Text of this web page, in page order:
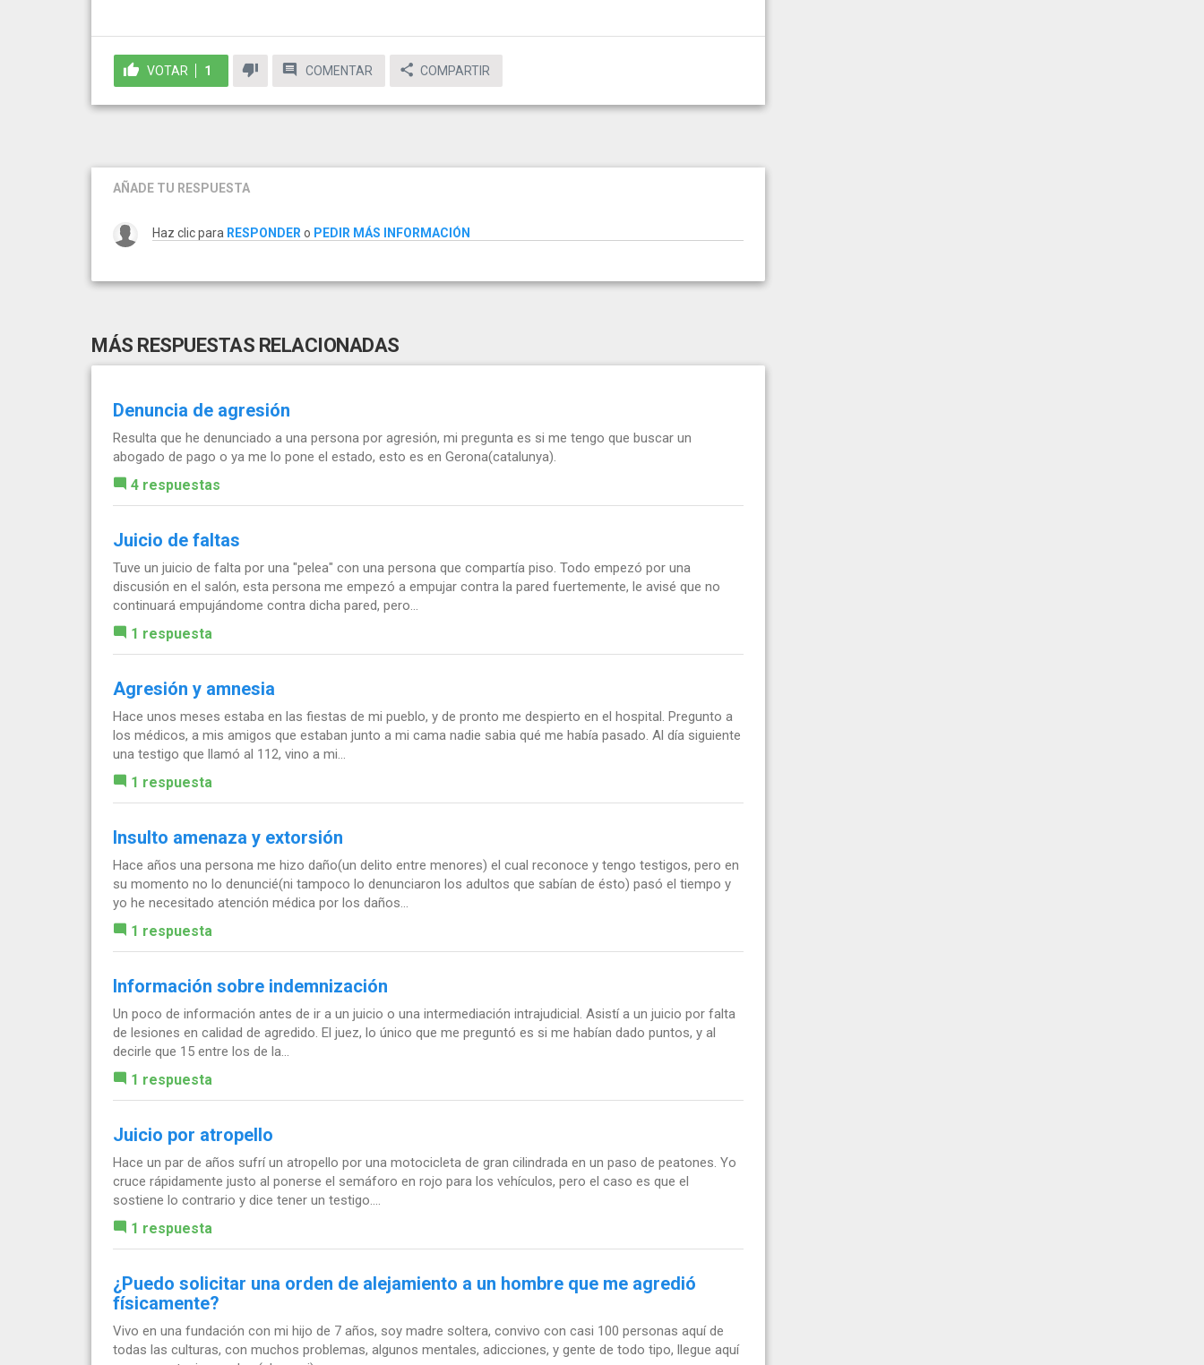
VOTAR 1 COMENTAR COMPARTIR
AÑADE TU RESPUESTA
Haz clic para RESPONDER o PEDIR MÁS INFORMACIÓN
MÁS RESPUESTAS RELACIONADAS
Denuncia de agresión
Resulta que he denunciado a una persona por agresión, mi pregunta es si me tengo que buscar un
abogado de pago o ya me lo pone el estado, esto es en Gerona(catalunya).
4 respuestas
Juicio de faltas
Tuve un juicio de falta por una "pelea" con una persona que compartía piso. Todo empezó por una
discusión en el salón, esta persona me empezó a empujar contra la pared fuertemente, le avisé que no
continuará empujándome contra dicha pared, pero...
1 respuesta
Agresión y amnesia
Hace unos meses estaba en las fiestas de mi pueblo, y de pronto me despierto en el hospital. Pregunto a
los médicos, a mis amigos que estaban junto a mi cama nadie sabia qué me había pasado. Al día siguiente
una testigo que llamó al 112, vino a mi...
1 respuesta
Insulto amenaza y extorsión
Hace años una persona me hizo daño(un delito entre menores) el cual reconoce y tengo testigos, pero en
su momento no lo denuncié(ni tampoco lo denunciaron los adultos que sabían de ésto) pasó el tiempo y
yo he necesitado atención médica por los daños...
1 respuesta
Información sobre indemnización
Un poco de información antes de ir a un juicio o una intermediación intrajudicial. Asistí a un juicio por falta
de lesiones en calidad de agredido. El juez, lo único que me preguntó es si me habían dado puntos, y al
decirle que 15 entre los de la...
1 respuesta
Juicio por atropello
Hace un par de años sufrí un atropello por una motocicleta de gran cilindrada en un paso de peatones. Yo
cruce rápidamente justo al ponerse el semáforo en rojo para los vehículos, pero el caso es que el
sostiene lo contrario y dice tener un testigo....
1 respuesta
¿Puedo solicitar una orden de alejamiento a un hombre que me agredió
físicamente?
Vivo en una fundación con mi hijo de 7 años, soy madre soltera, convivo con casi 100 personas aquí de
todas las culturas, con muchos problemas, algunos mentales, adicciones, y gente de todo tipo, llegue aquí